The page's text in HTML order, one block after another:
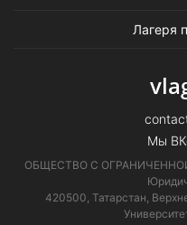
Лагеря
Мы
ОБЩЕСТВО С
420500, Татарстан,